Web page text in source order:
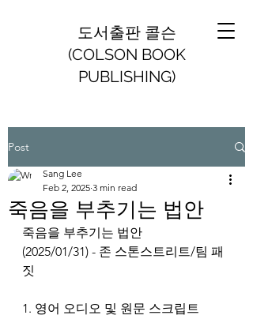
도서출판 콜슨
(COLSON BOOK
PUBLISHING)
Post
죽음을 부추기는 법안
Sang Lee
Feb 2, 2025 3 min read
죽음을 부추기는 법안
(2025/01/31) - 존 스톤스트리트/팀 패
짓
1. 영어 오디오 및 원문 스크립트